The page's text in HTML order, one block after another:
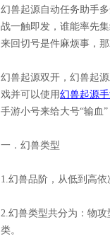
幻兽起源自动任务助手
战一触即发，谁能率先
来回切号是件麻烦事，
幻兽起源双开， 幻兽起源
戏并可以使用幻兽起源
手游小号来给大号“输血
一．幻兽类型
1.幻兽品阶，从低到高
2.幻兽类型共分为：物
类。